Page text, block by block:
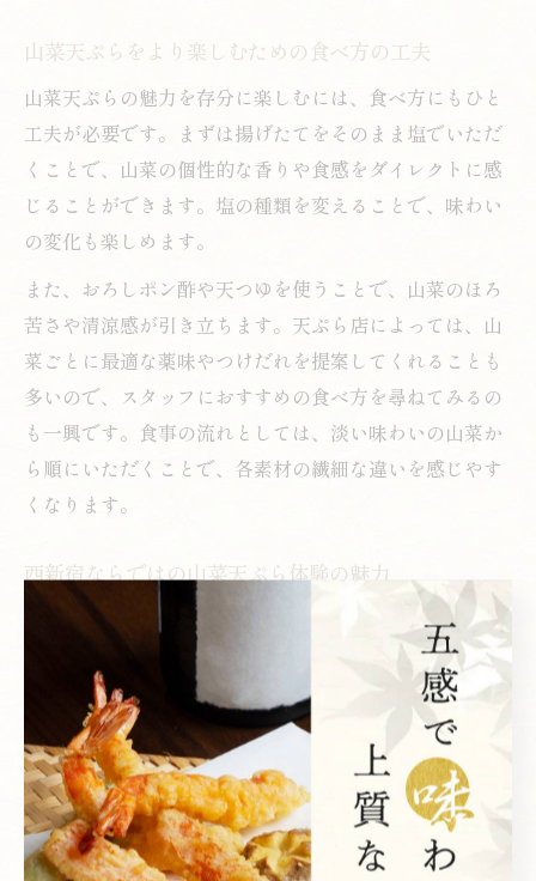
山菜天ぷらをより楽しむための食べ方の工夫
山菜天ぷらの魅力を存分に楽しむには、食べ方にもひと
工夫が必要です。まずは揚げたてをそのまま塩でいただ
くことで、山菜の個性的な香りや食感をダイレクトに感
じることができます。塩の種類を変えることで、味わい
の変化も楽しめます。
また、おろしポン酢や天つゆを使うことで、山菜のほろ
苦さや清涼感が引き立ちます。天ぷら店によっては、山
菜ごとに最適な薬味やつけだれを提案してくれることも
多いので、スタッフにおすすめの食べ方を尋ねてみるの
も一興です。食事の流れとしては、淡い味わいの山菜か
ら順にいただくことで、各素材の繊細な違いを感じやす
くなります。
西新宿ならではの山菜天ぷら体験の魅力
西新宿で山菜天ぷらを味わう魅力は、都会の喧騒を忘れ
させる落ち着いた空間と、職人の技が織りなす非日常の
ひとときにあります。接待や記念日、デートなどさまざ
まなシーンで利用できる店舗が多く、洗練された和モダ
ンな空間でゆったりと食事を楽しめます。
また、カウンター席で揚げたてを味わえるライブ感や、
季節ごとに変わる山菜天ぷらのコースメニューも西新宿